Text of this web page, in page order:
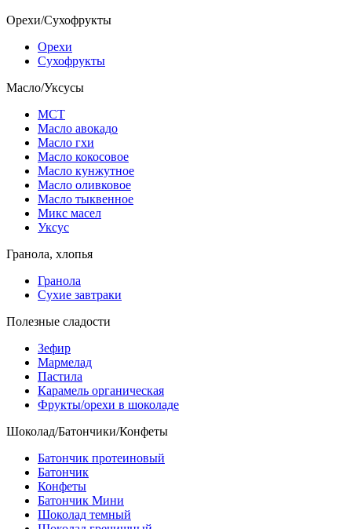
Орехи/Сухофрукты
Орехи
Сухофрукты
Масло/Уксусы
МСТ
Масло авокадо
Масло гхи
Масло кокосовое
Масло кунжутное
Масло оливковое
Масло тыквенное
Микс масел
Уксус
Гранола, хлопья
Гранола
Сухие завтраки
Полезные сладости
Зефир
Мармелад
Пастила
Карамель органическая
Фрукты/орехи в шоколаде
Шоколад/Батончики/Конфеты
Батончик протеиновый
Батончик
Конфеты
Батончик Мини
Шоколад темный